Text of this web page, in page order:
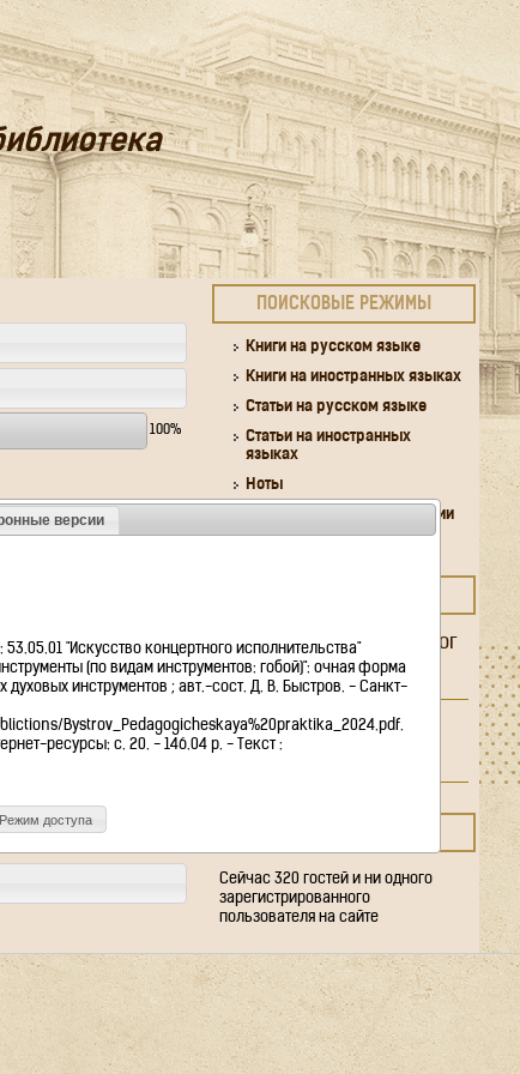
100%
версии
"Искусство концертного исполнительства"
(по видам инструментов: гобой)": очная форма
инструментов ; авт.-сост. Д. В. Быстров. - Санкт-
Bystrov_Pedagogicheskaya%20praktika_2024.pdf.
ресурсы: с. 20. - 146.04 р. - Текст :
Режим доступа
ПОИСКОВЫЕ РЕЖИМЫ
Книги на русском языке
Книги на иностранных языках
Статьи на русском языке
Статьи на иностранных
языках
Ноты
Авторефераты, диссертации
Электронный каталог
библиотеки
консерватории
Фонд Научно-
исследовательского
Сейчас 320 гостей и ни одного
зарегистрированного
пользователя на сайте